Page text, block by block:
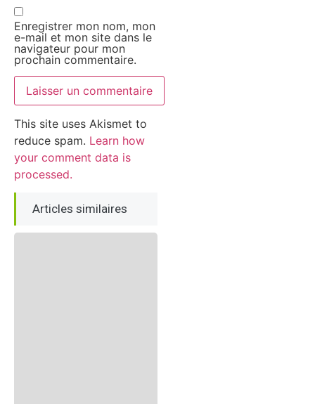
Enregistrer mon nom, mon
e-mail et mon site dans le
navigateur pour mon
prochain commentaire.
This site uses Akismet to
reduce spam. Learn how
your comment data is
processed.
Articles similaires